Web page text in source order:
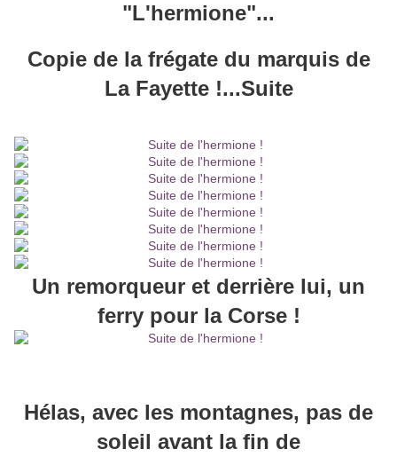
"L'hermione"...
Copie de la frégate du marquis de
La Fayette !...Suite
Un remorqueur et derrière lui, un
ferry pour la Corse !
Hélas, avec les montagnes, pas de
soleil avant la fin de